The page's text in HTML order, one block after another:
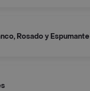
Rosado y Espumante